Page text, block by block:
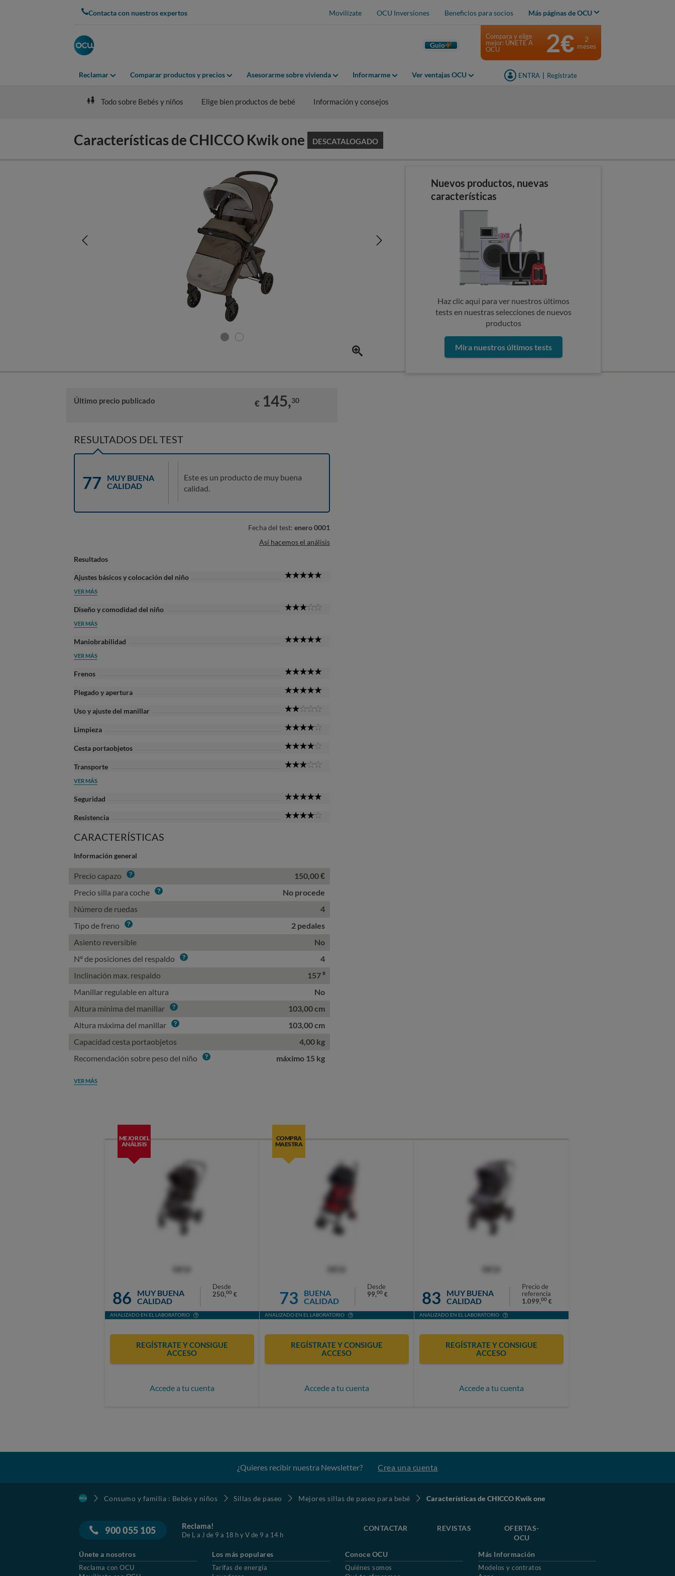
Contacta con nuestros expertos Movilízate OCU Inversiones Beneficios para socios Más páginas de OCU
Guio
Reclamar Comparar productos y precios Asesorarme sobre vivienda Informarme Ver ventajas OCU ENTRA Regístrate
Compara y elige
mejor: ÚNETE A
OCU
2€
2
meses
Todo sobre Bebés y niños Elige bien productos de bebé Información y consejos
Características de CHICCO Kwik one DESCATALOGADO
Nuevos productos, nuevas
características
Haz clic aquí para ver nuestros últimos
tests en nuestras selecciones de nuevos
productos
Mira nuestros últimos tests
Último precio publicado € 145,30
RESULTADOS DEL TEST
77
MUY BUENA
CALIDAD
Este es un producto de muy buena
calidad.
Fecha del test: enero 0001
Así hacemos el análisis
Resultados
Ajustes básicos y colocación del niño
VER MÁS
Diseño y comodidad del niño
VER MÁS
Maniobrabilidad
VER MÁS
Frenos
Plegado y apertura
Uso y ajuste del manillar
Limpieza
Cesta portaobjetos
Transporte
VER MÁS
Seguridad
Resistencia
CARACTERÍSTICAS
Información general
Precio capazo Info
150,00 €
Precio silla para coche Info
No procede
Número de ruedas
4
Tipo de freno Info
2 pedales
Asiento reversible
No
Nº de posiciones del respaldo Info
4
Inclinación max. respaldo
157 ⁰
Manillar regulable en altura
No
Altura mínima del manillar Info
103,00 cm
Altura máxima del manillar Info
103,00 cm
Capacidad cesta portaobjetos
4,00 kg
Recomendación sobre peso del niño Info máximo 15 kg
VER MÁS
MEJOR DEL
ANÁLISIS
86
MUY BUENA
CALIDAD
Desde
250,00 €
ANALIZADO EN EL LABORATORIO
REGÍSTRATE Y CONSIGUE
ACCESO
Accede a tu cuenta
COMPRA
MAESTRA
73
BUENA
CALIDAD
Desde
99,00 €
ANALIZADO EN EL LABORATORIO
REGÍSTRATE Y CONSIGUE
ACCESO
Accede a tu cuenta
83
MUY BUENA
CALIDAD
Precio de
referencia
1.099,00 €
ANALIZADO EN EL LABORATORIO
REGÍSTRATE Y CONSIGUE
ACCESO
Accede a tu cuenta
¿Quieres recibir nuestra Newsletter? Crea una cuenta
Consumo y familia : Bebés y niños Sillas de paseo Mejores sillas de paseo para bebé Características de CHICCO Kwik one
900 055 105 Reclama!
De L a J de 9 a 18 h y V de 9 a 14 h
CONTACTAR REVISTAS
OFERTAS-
OCU
Únete a nosotros
Reclama con OCU
Los más populares
Tarifas de energía
Conoce OCU
Quiénes somos
Más Información
Modelos y contratos